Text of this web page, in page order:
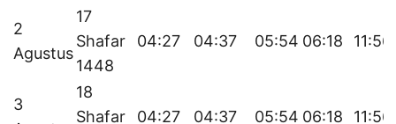
2
Agustus
17
Shafar
1448
04:27 04:37 05:54 06:18 11:56
3
18
Shafar
04:27 04:37 05:54 06:18 11:56